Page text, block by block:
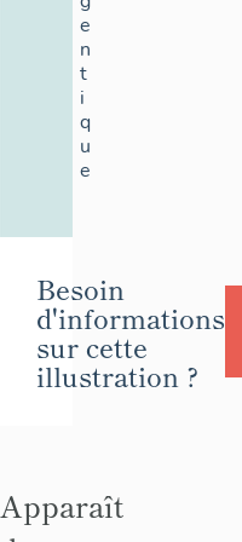
e
n
t
i
q
u
e
Besoin
d'informations
sur cette
illustration ?
Apparaît